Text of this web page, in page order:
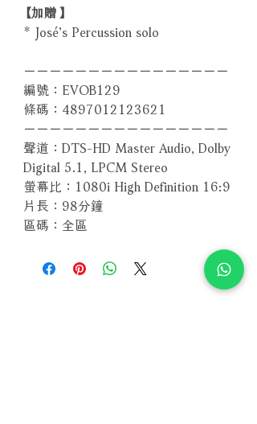
【加贈】
* José’s Percussion solo
－－－－－－－－－－－－－－－－
編號：EVOB129
條碼：4897012123621
－－－－－－－－－－－－－－－－
聲道：DTS-HD Master Audio, Dolby
Digital 5.1, LPCM Stereo
螢幕比：1080i High Definition 16:9
片長：98分鐘
區碼：全區